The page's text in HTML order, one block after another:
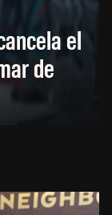
el
de